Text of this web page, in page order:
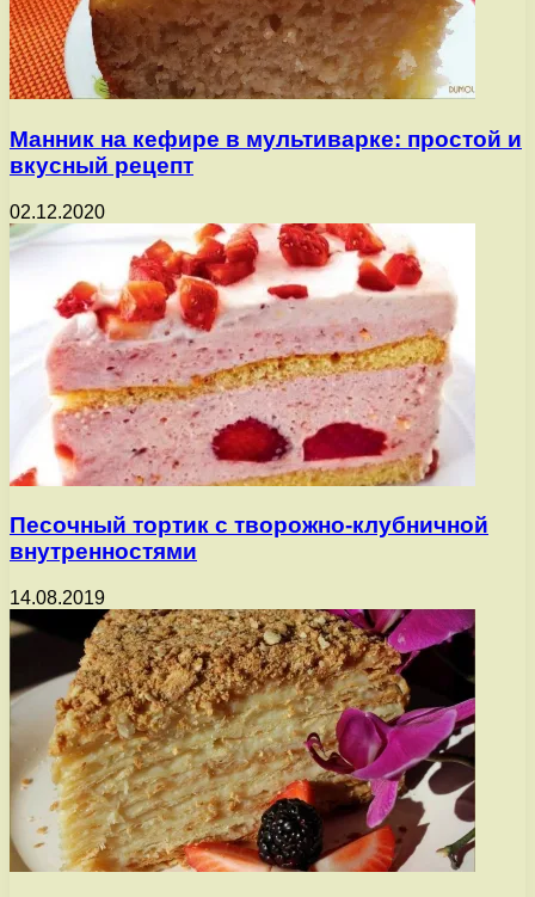
Манник на кефире в мультиварке: простой и
вкусный рецепт
02.12.2020
Песочный тортик с творожно-клубничной
внутренностями
14.08.2019